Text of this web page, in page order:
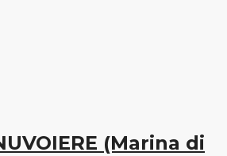
(Marina di